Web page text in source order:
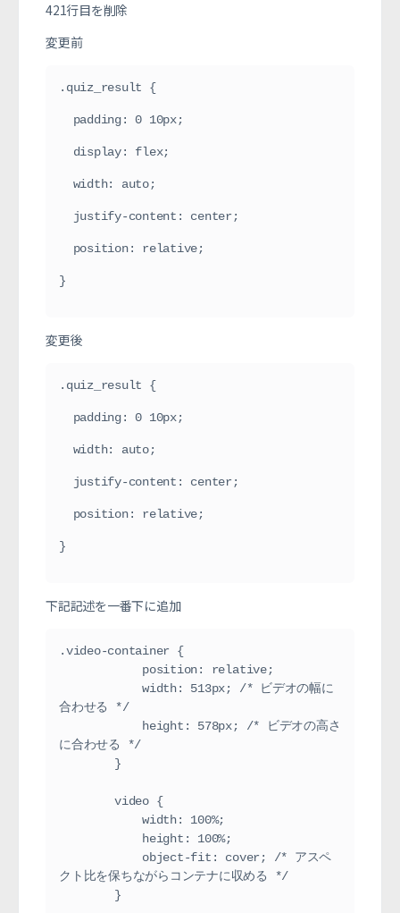
421行目を削除
変更前
.quiz_result {
  padding: 0 10px;
  display: flex;
  width: auto;
  justify-content: center;
  position: relative;
}
変更後
.quiz_result {
  padding: 0 10px;
  width: auto;
  justify-content: center;
  position: relative;
}
下記記述を一番下に追加
.video-container {
            width: 513px; /* ビデオの幅に
合わせる */
に合わせる */
        video {
            width: 100%;
クト比を保ちながらコンテナに収める */
        }